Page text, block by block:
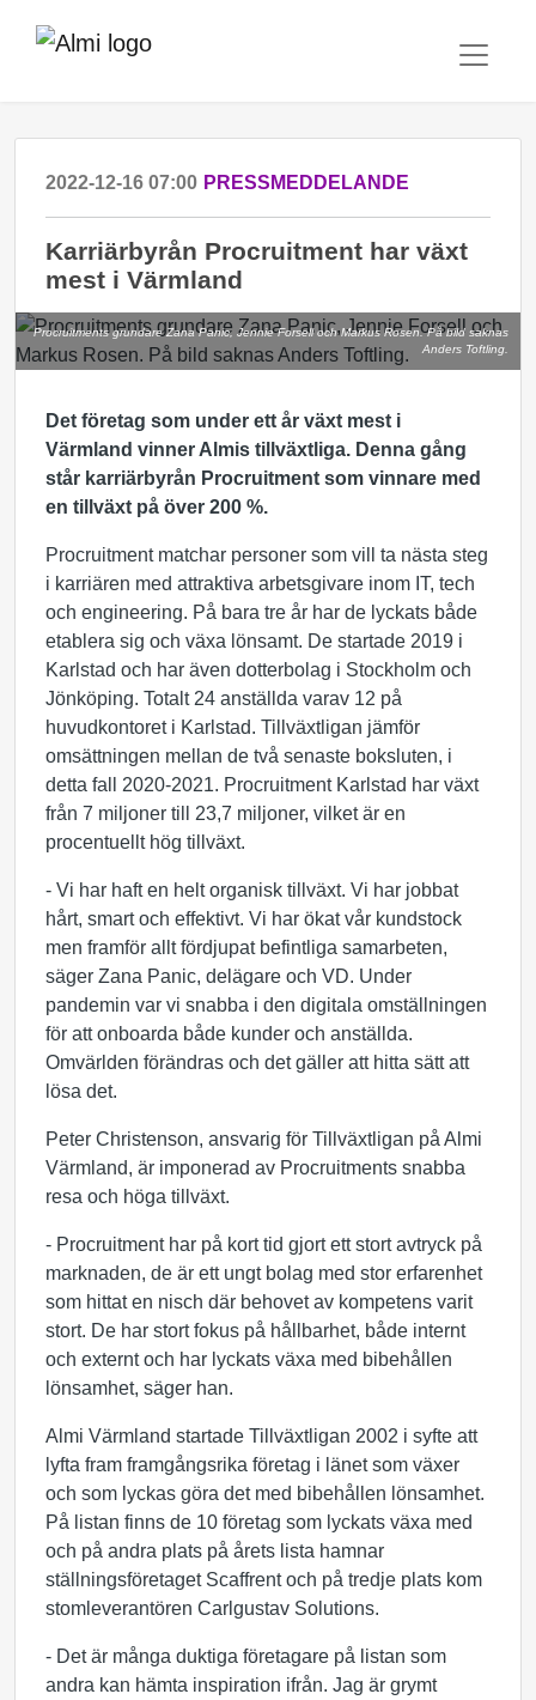
2022-12-16 07:00 PRESSMEDDELANDE
Karriärbyrån Procruitment har växt
mest i Värmland
Procruitments grundare Zana Panic, Jennie Forsell och Markus Rosen. På bild saknas
Anders Toftling.
Det företag som under ett år växt mest i
Värmland vinner Almis tillväxtliga. Denna gång
står karriärbyrån Procruitment som vinnare med
en tillväxt på över 200 %.
Procruitment matchar personer som vill ta nästa steg
i karriären med attraktiva arbetsgivare inom IT, tech
och engineering. På bara tre år har de lyckats både
etablera sig och växa lönsamt. De startade 2019 i
Karlstad och har även dotterbolag i Stockholm och
Jönköping. Totalt 24 anställda varav 12 på
huvudkontoret i Karlstad. Tillväxtligan jämför
omsättningen mellan de två senaste boksluten, i
detta fall 2020-2021. Procruitment Karlstad har växt
från 7 miljoner till 23,7 miljoner, vilket är en
procentuellt hög tillväxt.
- Vi har haft en helt organisk tillväxt. Vi har jobbat
hårt, smart och effektivt. Vi har ökat vår kundstock
men framför allt fördjupat befintliga samarbeten,
säger Zana Panic, delägare och VD. Under
pandemin var vi snabba i den digitala omställningen
för att onboarda både kunder och anställda.
Omvärlden förändras och det gäller att hitta sätt att
lösa det.
Peter Christenson, ansvarig för Tillväxtligan på Almi
Värmland, är imponerad av Procruitments snabba
resa och höga tillväxt.
- Procruitment har på kort tid gjort ett stort avtryck på
marknaden, de är ett ungt bolag med stor erfarenhet
som hittat en nisch där behovet av kompetens varit
stort. De har stort fokus på hållbarhet, både internt
och externt och har lyckats växa med bibehållen
lönsamhet, säger han.
Almi Värmland startade Tillväxtligan 2002 i syfte att
lyfta fram framgångsrika företag i länet som växer
och som lyckas göra det med bibehållen lönsamhet.
På listan finns de 10 företag som lyckats växa med
och på andra plats på årets lista hamnar
ställningsföretaget Scaffrent och på tredje plats kom
stomleverantören Carlgustav Solutions.
- Det är många duktiga företagare på listan som
andra kan hämta inspiration ifrån. Jag är grymt